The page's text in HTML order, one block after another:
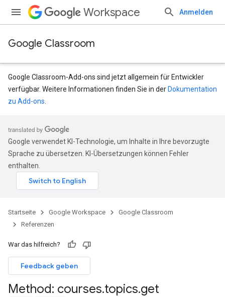
Workspace Anmelden
Google Classroom
Google Classroom-Add-ons sind jetzt allgemein für Entwickler
verfügbar. Weitere Informationen finden Sie in der Dokumentation
zu Add-ons
Google verwendet KI-Technologie, um Inhalte in Ihre bevorzugte
Sprache zu übersetzen. KI-Übersetzungen können Fehler
enthalten.
Startseite Google Workspace
Google Classroom
Referenzen
War das hilfreich?
Feedback geben
Method: courses.topics.get